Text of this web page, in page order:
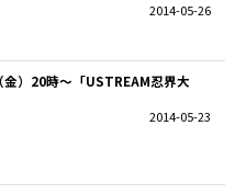
2014-05-26
）20時～「USTREAM忍界大
2014-05-23